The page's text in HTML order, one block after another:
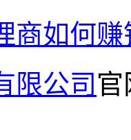
商如何赚
限公司